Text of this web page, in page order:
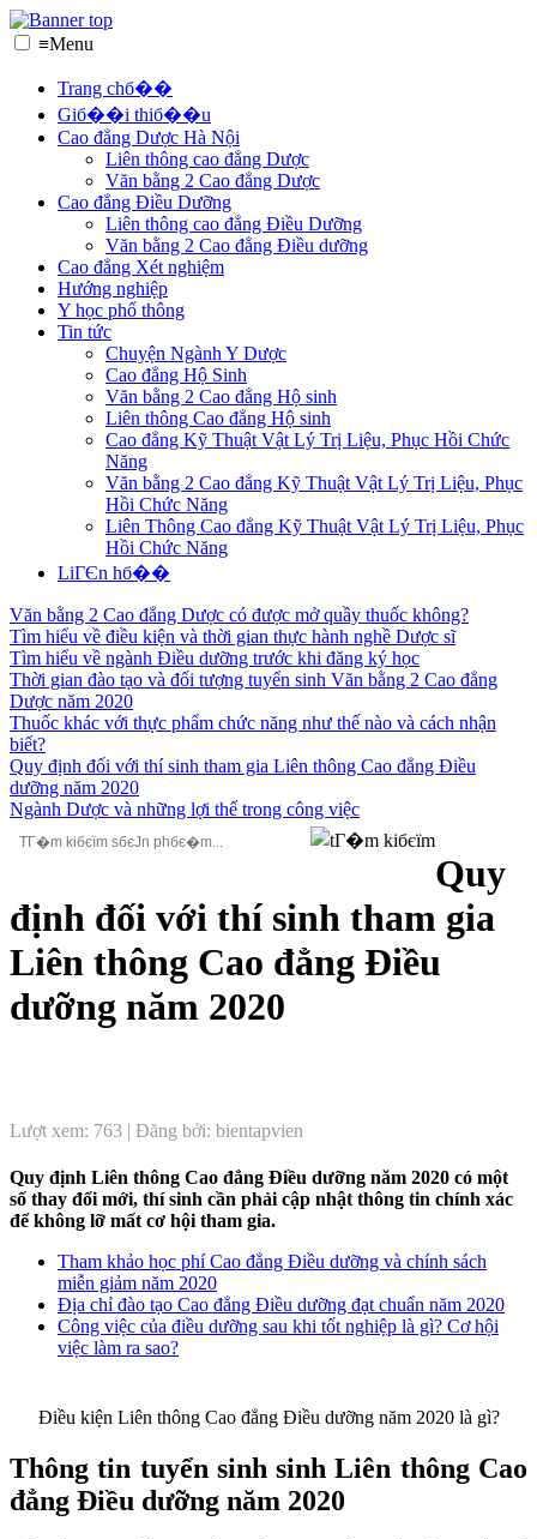
≡Menu
Trang chб��
Giб��i thiб��u
Cao đẳng Dược Hà Nội
Liên thông cao đẳng Dược
Văn bằng 2 Cao đẳng Dược
Cao đẳng Điều Dưỡng
Liên thông cao đẳng Điều Dưỡng
Văn bằng 2 Cao đẳng Điều dưỡng
Cao đẳng Xét nghiệm
Hướng nghiệp
Y học phổ thông
Tin tức
Chuyện Ngành Y Dược
Cao đẳng Hộ Sinh
Văn bằng 2 Cao đẳng Hộ sinh
Liên thông Cao đẳng Hộ sinh
Cao đẳng Kỹ Thuật Vật Lý Trị Liệu, Phục Hồi Chức
Năng
Văn bằng 2 Cao đẳng Kỹ Thuật Vật Lý Trị Liệu, Phục
Hồi Chức Năng
Liên Thông Cao đẳng Kỹ Thuật Vật Lý Trị Liệu, Phục
Hồi Chức Năng
LiГЄn hб��
Văn bằng 2 Cao đẳng Dược có được mở quầy thuốc không?
Tìm hiểu về điều kiện và thời gian thực hành nghề Dược sĩ
Tìm hiểu về ngành Điều dưỡng trước khi đăng ký học
Thời gian đào tạo và đối tượng tuyển sinh Văn bằng 2 Cao đẳng
Dược năm 2020
Thuốc khác với thực phẩm chức năng như thế nào và cách nhận
biết?
Quy định đối với thí sinh tham gia Liên thông Cao đẳng Điều
dưỡng năm 2020
Ngành Dược và những lợi thế trong công việc
Quy
định đối với thí sinh tham gia
Liên thông Cao đẳng Điều
dưỡng năm 2020
Lượt xem: 763 | Đăng bởi: bientapvien
Quy định Liên thông Cao đẳng Điều dưỡng năm 2020 có một
số thay đổi mới, thí sinh cần phải cập nhật thông tin chính xác
để không lỡ mất cơ hội tham gia.
Tham khảo học phí Cao đẳng Điều dưỡng và chính sách
miễn giảm năm 2020
Địa chỉ đào tạo Cao đẳng Điều dưỡng đạt chuẩn năm 2020
Công việc của điều dưỡng sau khi tốt nghiệp là gì? Cơ hội
việc làm ra sao?
Điều kiện Liên thông Cao đẳng Điều dưỡng năm 2020 là gì?
Thông tin tuyển sinh sinh Liên thông Cao
đẳng Điều dưỡng năm 2020